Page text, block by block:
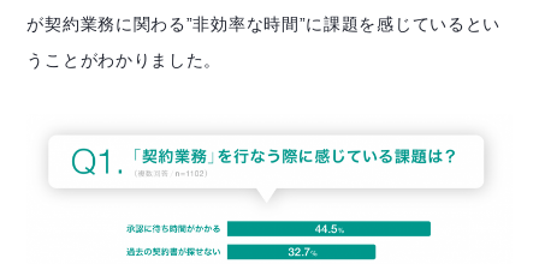
が契約業務に関わる”非効率な時間”に課題を感じているとい
うことがわかりました。